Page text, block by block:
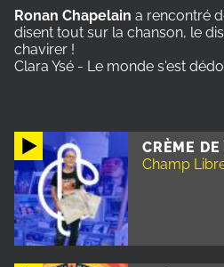
CRÈME
Champ
Ronan Chapelain a rencontré
disent tout sur la chanson, le
chavirer !
Clara Ysé - Le monde s'est